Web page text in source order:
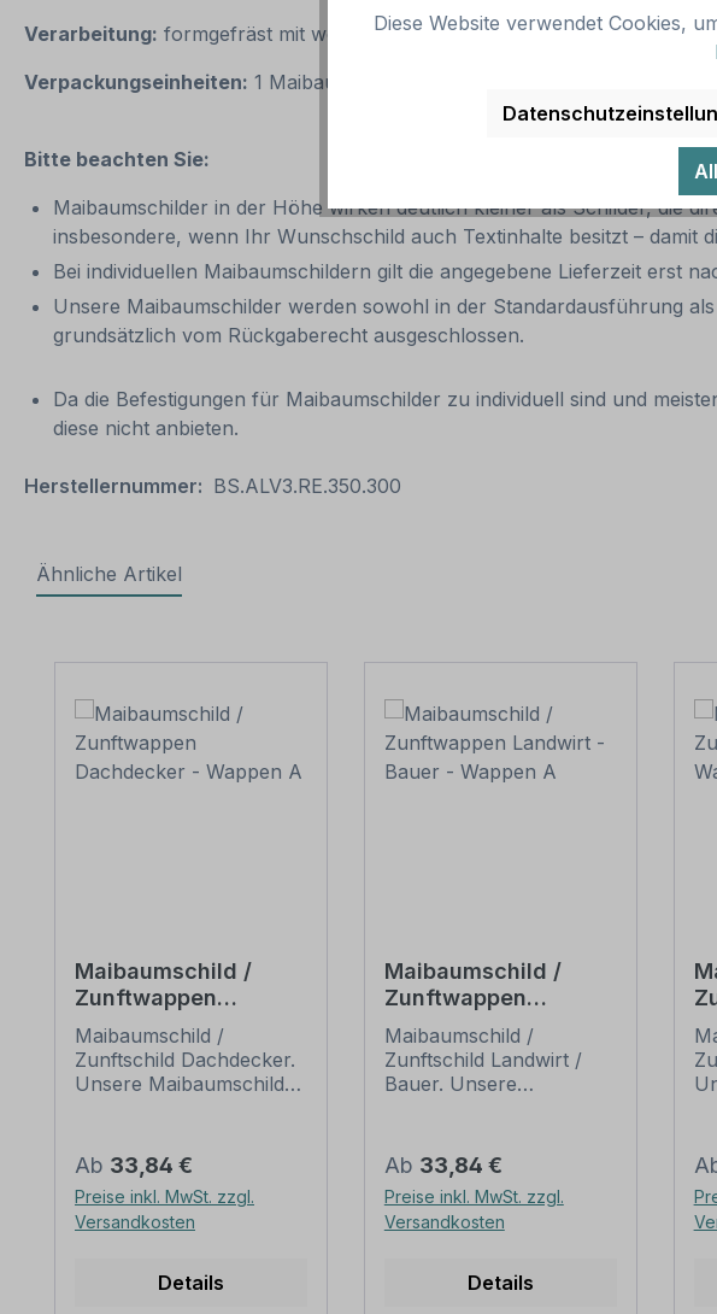
Verarbeitung: formgefräst mit weißem Rand gemäß der Artikelabbildung
Verpackungseinheiten: 1 Maibaumschild
Bitte beachten Sie:
Maibaumschilder in der Höhe wirken deutlich kleiner als Schilder, die
insbesondere, wenn Ihr Wunschschild auch Textinhalte besitzt – damit
Bei individuellen Maibaumschildern gilt die angegebene Lieferzeit erst
Unsere Maibaumschilder werden sowohl in der Standardausführung
grundsätzlich vom Rückgaberecht ausgeschlossen.
Da die Befestigungen für Maibaumschilder zu individuell sind und
diese nicht anbieten.
Herstellernummer: BS.ALV3.RE.350.300
Ähnliche Artikel
Maibaumschild /
Zunftwappen
Dachdecker -
Wappen A
Maibaumschild /
Zunftschild Dachdecker.
Unsere Maibaumschilder
mittelalterlichen oder
neueren Ausführungen
der Zunftzeichen
einzelner
nachempfunden. Da die
Regulärer Preis:
Ab 33,84 €
Preise inkl. MwSt. zzgl.
Versandkosten
Details
Maibaumschild /
Zunftwappen
Landwirt - Bauer -
Wappen A
Maibaumschild /
Zunftschild Landwirt /
Bauer. Unsere
Ihrer Symbolik
mittelalterlichen oder
neueren Ausführungen
der Zunftzeichen
Handwerksgilden
Regulärer Preis:
Ab 33,84 €
Preise inkl. MwSt. zzgl.
Versandkosten
Details
Diese Website verwendet Cookies,